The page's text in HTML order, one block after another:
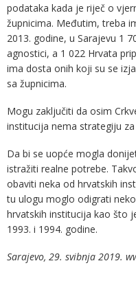
podataka kada je riječ o
župnicima. Međutim, treba
2013. godine, u Sarajevu 1
agnostici, a 1 022 Hrvata
ima dosta onih koji su se
sa župnicima.
Mogu zaključiti da osim
institucija nema strategiju
Da bi se uopće mogla
istražiti realne potrebe.
obaviti neka od hrvatskih
tu ulogu moglo odigrati
hrvatskih institucija kao što
1993. i 1994. godine.
Sarajevo, 29. svibnja 2019.